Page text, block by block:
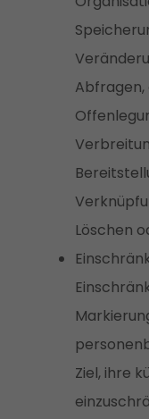
Abfragen,
Löschen
Ziel, ihre